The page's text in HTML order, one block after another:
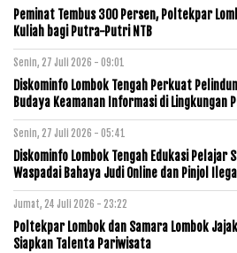
Peminat Tembus 300 Persen, Poltekpar
Kuliah bagi Putra-Putri NTB
Senin, 27 Juli 2026 - 09:01
Diskominfo Lombok Tengah Perkuat
Budaya Keamanan Informasi di Lingkungan
Senin, 27 Juli 2026 - 05:41
Diskominfo Lombok Tengah Edukasi Pelajar
Waspadai Bahaya Judi Online dan Pinjol Ilegal
Jumat, 24 Juli 2026 - 23:22
Poltekpar Lombok dan Samara Lombok
Siapkan Talenta Pariwisata